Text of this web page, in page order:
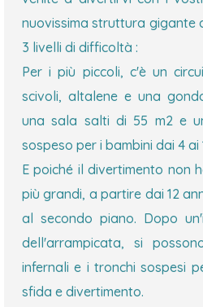
nuovissima struttura gigante
3 livelli di difficoltà :
Per i più piccoli, c'è un
scivoli, altalene e una
una sala salti di 55 m2 e
sospeso per i bambini dai 4 ai
E poiché il divertimento non
più grandi, a partire dai 12
al secondo piano. Dopo
dell'arrampicata, si
infernali e i tronchi sospesi
sfida e divertimento.